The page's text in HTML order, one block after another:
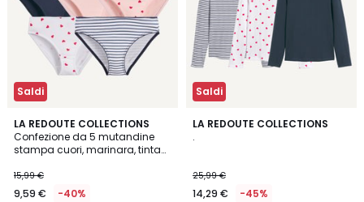
Saldi
LA REDOUTE COLLECTIONS
Confezione da 5 mutandine
stampa cuori, marinara, tinta
15,99 €
9,59 € -40%
Saldi
LA REDOUTE COLLECTIONS
.
25,99 €
14,29 € -45%